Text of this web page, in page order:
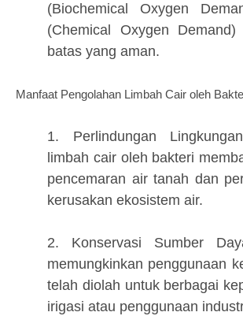
(Biochemical Oxygen
(Chemical Oxygen
batas yang aman.
Manfaat Pengolahan Limbah Cair oleh
1. Perlindungan
limbah cair oleh bakteri
pencemaran air tanah dan
kerusakan ekosistem air.
2. Konservasi Sumber
memungkinkan penggunaan
telah diolah untuk berbagai
irigasi atau penggunaan